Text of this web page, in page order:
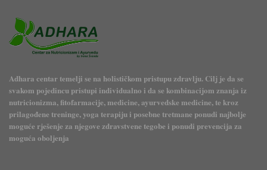
Adhara centar temelji se na holističkom pristupu zdravlju. Cilj je da se
svakom pojedincu pristupi individualno i da se kombinacijom znanja iz
nutricionizma, fitofarmacije, medicine, ayurvedske medicine, te kroz
prilagođene treninge, yoga terapiju i posebne tretmane ponudi najbolje
moguće rješenje za njegove zdravstvene tegobe i ponudi prevencija za
moguća oboljenja